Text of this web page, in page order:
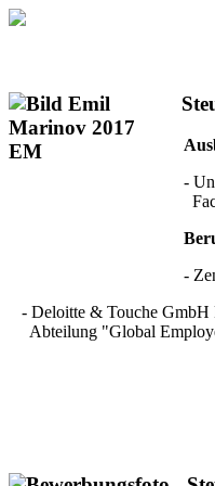
-
-
- Deloitte & Touche GmbH
Abteilung "Global